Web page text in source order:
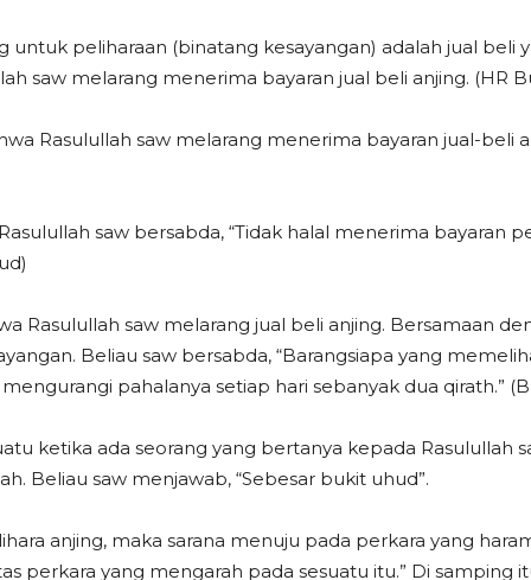
untuk peliharaan (binatang kesayangan) adalah jual beli
saw melarang menerima bayaran jual beli anjing. (HR
Rasulullah saw melarang menerima bayaran jual-beli
saw bersabda, “Tidak halal menerima bayaran
Rasulullah saw melarang jual beli anjing. Bersamaan
Beliau saw bersabda, “Barangsiapa yang
pahalanya setiap hari sebanyak dua qirath.”
ketika ada seorang yang bertanya kepada Rasulullah
Beliau saw menjawab, “Sebesar bukit uhud”.
anjing, maka sarana menuju pada perkara yang
perkara yang mengarah pada sesuatu itu.” Di samping